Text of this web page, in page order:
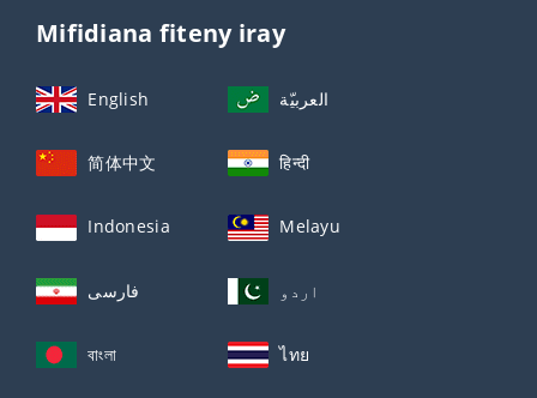
Mifidiana fiteny iray
English العربيّة
简体中文 हिन्दी
Indonesia Melayu
فارسی اردو
বাংলা ไทย